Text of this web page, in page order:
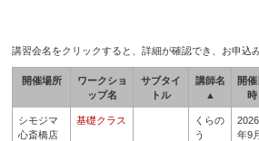
講習会名をクリックすると、詳細が確認でき、お申込
開催場所
ワークショ
ップ名
サブタイ
トル
講師名
▲
開催
時
シモジマ
心斎橋店
基礎クラス
くらの
う
2026
年9